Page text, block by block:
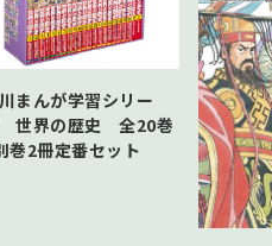
まんが学習シリー
世界の歴史 全20巻
巻2冊定番セット